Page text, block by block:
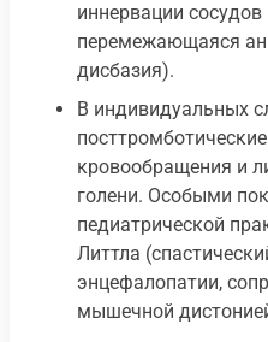
иннервации
перемежающаяся
дисбазия).
В индивидуальных
кровообращения и
голени. Особыми
педиатрической
Литтла
энцефалопатии,
мышечной